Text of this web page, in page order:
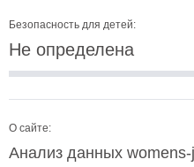
Безопасность для детей:
Не определена
О сайте:
Анализ данных womens-